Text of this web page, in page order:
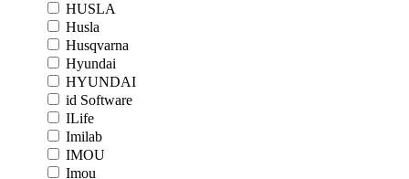
HUSLA
Husla
Husqvarna
Hyundai
HYUNDAI
id Software
ILife
Imilab
IMOU
Imou